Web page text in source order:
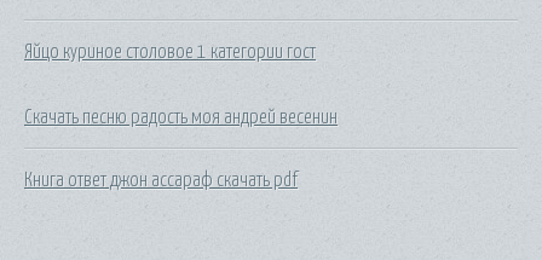
Яйцо куриное столовое 1 категории гост
Скачать песню радость моя андрей весенин
Книга ответ джон ассараф скачать pdf